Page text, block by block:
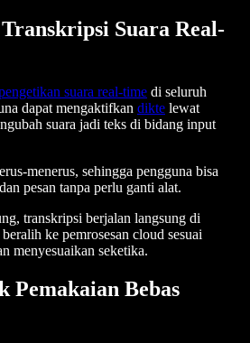
Suara Real-
suara real-time di seluruh
dapat mengaktifkan dikte lewat
suara jadi teks di bidang input
menerus, sehingga pengguna bisa
pesan tanpa perlu ganti alat.
transkripsi berjalan langsung di
ke pemrosesan cloud sesuai
menyesuaikan seketika.
Pemakaian Bebas